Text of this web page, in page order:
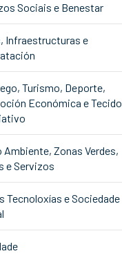
Sociais e Benestar
Infraestructuras e
Turismo, Deporte,
Económica e Tecido
Ambiente, Zonas Verdes,
e Servizos
Tecnoloxías e Sociedade